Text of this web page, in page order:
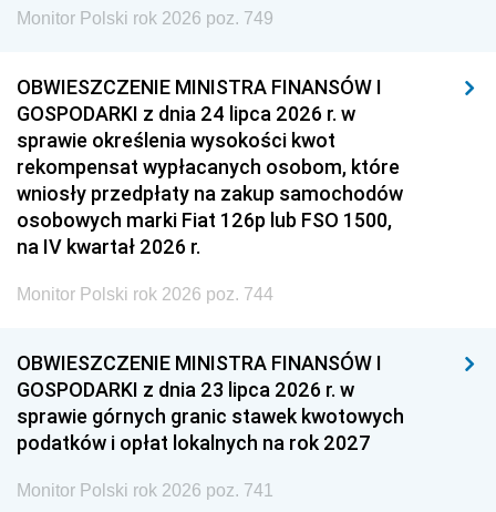
Monitor Polski rok 2026 poz. 749
OBWIESZCZENIE MINISTRA FINANSÓW I
GOSPODARKI z dnia 24 lipca 2026 r. w
sprawie określenia wysokości kwot
rekompensat wypłacanych osobom, które
wniosły przedpłaty na zakup samochodów
osobowych marki Fiat 126p lub FSO 1500,
na IV kwartał 2026 r.
Monitor Polski rok 2026 poz. 744
OBWIESZCZENIE MINISTRA FINANSÓW I
GOSPODARKI z dnia 23 lipca 2026 r. w
sprawie górnych granic stawek kwotowych
podatków i opłat lokalnych na rok 2027
Monitor Polski rok 2026 poz. 741